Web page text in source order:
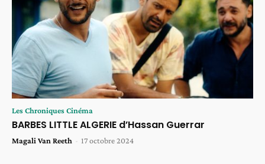
Les Chroniques Cinéma
BARBES LITTLE ALGERIE d’Hassan Guerrar
Magali Van Reeth - 17 octobre 2024